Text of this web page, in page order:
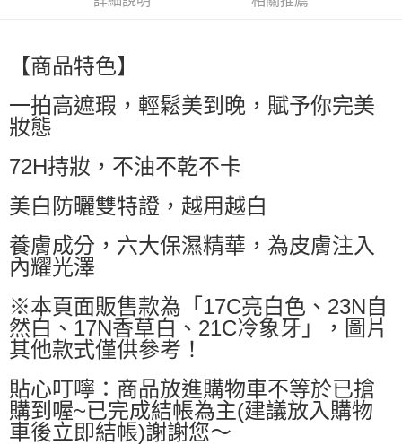
萊爾富取貨付款
每筆NT$60，滿NT$599(含以上)免運費
付款後萊爾富取貨
每筆NT$60，滿NT$599(含以上)免運費
7-11付款取貨
每筆NT$60，滿NT$599(含以上)免運費
付款後7-11取貨
每筆NT$60，滿NT$599(含以上)免運費
宅配
每筆NT$80，滿NT$799(含以上)免運費
【商品特色】
一拍高遮瑕，輕鬆美到晚，賦予你完美
妝態
72H持妝，不油不乾不卡
美白防曬雙特證，越用越白
養膚成分，六大保濕精華，為皮膚注入
內耀光澤
※本頁面販售款為「17C亮白色、23N自
然白、17N香草白、21C冷象牙」，圖片
其他款式僅供參考！
貼心叮嚀：商品放進購物車不等於已搶
購到喔~已完成結帳為主(建議放入購物
車後立即結帳)謝謝您～